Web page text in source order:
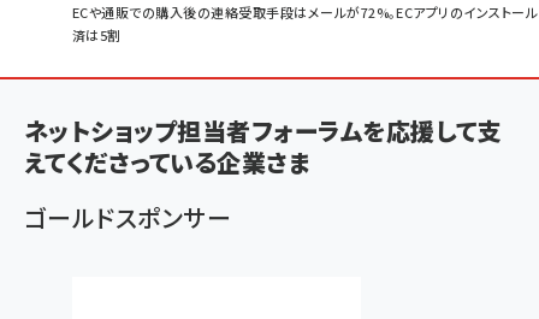
く
ず
ECや通販での購入後の連絡受取手段はメールが72%。ECアプリのインストール
済は5割
ネットショップ担当者フォーラムを応援して支
えてくださっている企業さま
ゴールドスポンサー